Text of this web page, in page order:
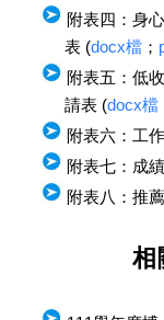
附表四：身
表 (docx檔；
附表五：低
請表 (docx檔
附表六：工
附表七：成
附表八：推
相